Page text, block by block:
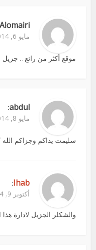
مايو 6, 2014 الساعة 10:03 م
موقع أكثر من رائع .. جزيل
abdul
:
مايو 8, 2014 الساعة 9:38 م
سليمت يداكم وجزاكم
Ihab
:
أكتوبر 9, 2014 الساعة 8:08 ص
والشكلر الجزيل لادارة هذا